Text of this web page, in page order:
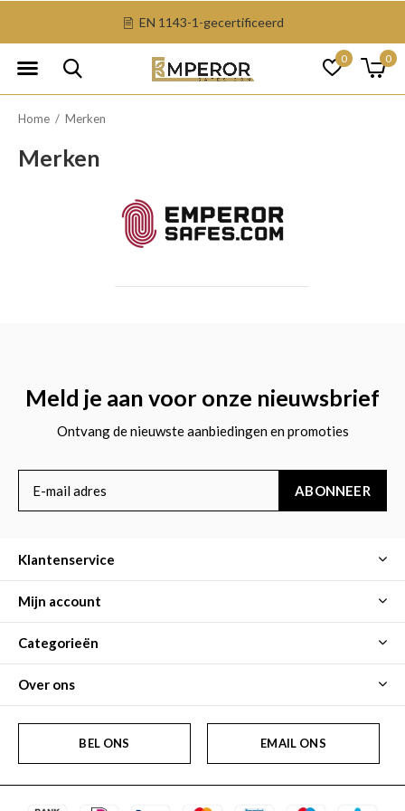
0 0
EN 1143-1-gecertificeerd
Home Merken
Merken
Meld je aan voor onze nieuwsbrief
Ontvang de nieuwste aanbiedingen en promoties
ABONNEER
Klantenservice
Mijn account
Categorieën
Over ons
BEL ONS EMAIL ONS